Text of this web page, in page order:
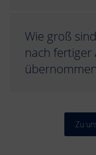
Wie groß
nach fertiger
Zu